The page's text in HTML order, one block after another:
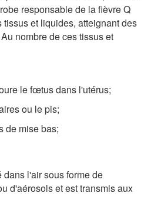
responsable de la fièvre Q
et liquides, atteignant des
nombre de ces tissus et
le fœtus dans l'utérus;
ou le pis;
de mise bas;
dans l'air sous forme de
d'aérosols et est transmis aux